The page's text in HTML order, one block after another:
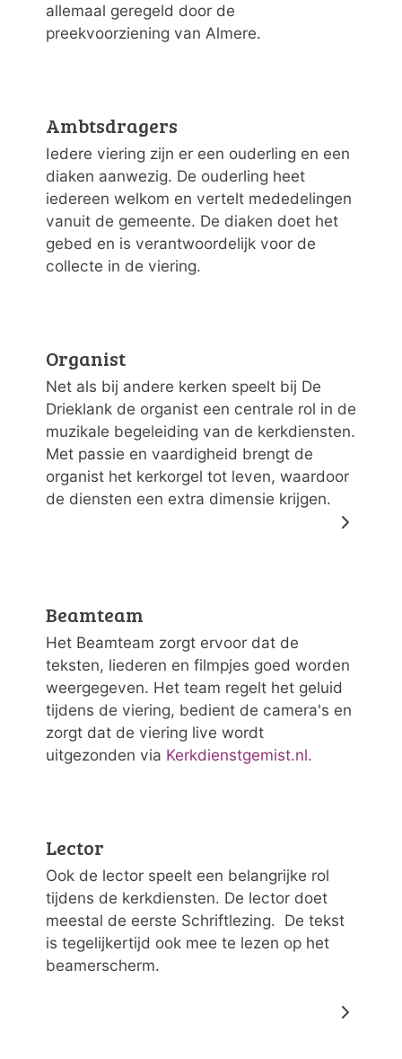
allemaal geregeld door de
preekvoorziening van Almere.
Ambtsdragers
Iedere viering zijn er een ouderling en een
diaken aanwezig. De ouderling heet
iedereen welkom en vertelt mededelingen
vanuit de gemeente. De diaken doet het
gebed en is verantwoordelijk voor de
collecte in de viering.
Organist
Net als bij andere kerken speelt bij De
Drieklank de organist een centrale rol in de
muzikale begeleiding van de kerkdiensten.
Met passie en vaardigheid brengt de
organist het kerkorgel tot leven, waardoor
de diensten een extra dimensie krijgen.
Beamteam
Het Beamteam zorgt ervoor dat de
teksten, liederen en filmpjes goed worden
weergegeven. Het team regelt het geluid
tijdens de viering, bedient de camera's en
zorgt dat de viering live wordt
uitgezonden via Kerkdienstgemist.nl.
Lector
Ook de lector speelt een belangrijke rol
tijdens de kerkdiensten. De lector doet
meestal de eerste Schriftlezing. De tekst
is tegelijkertijd ook mee te lezen op het
beamerscherm.